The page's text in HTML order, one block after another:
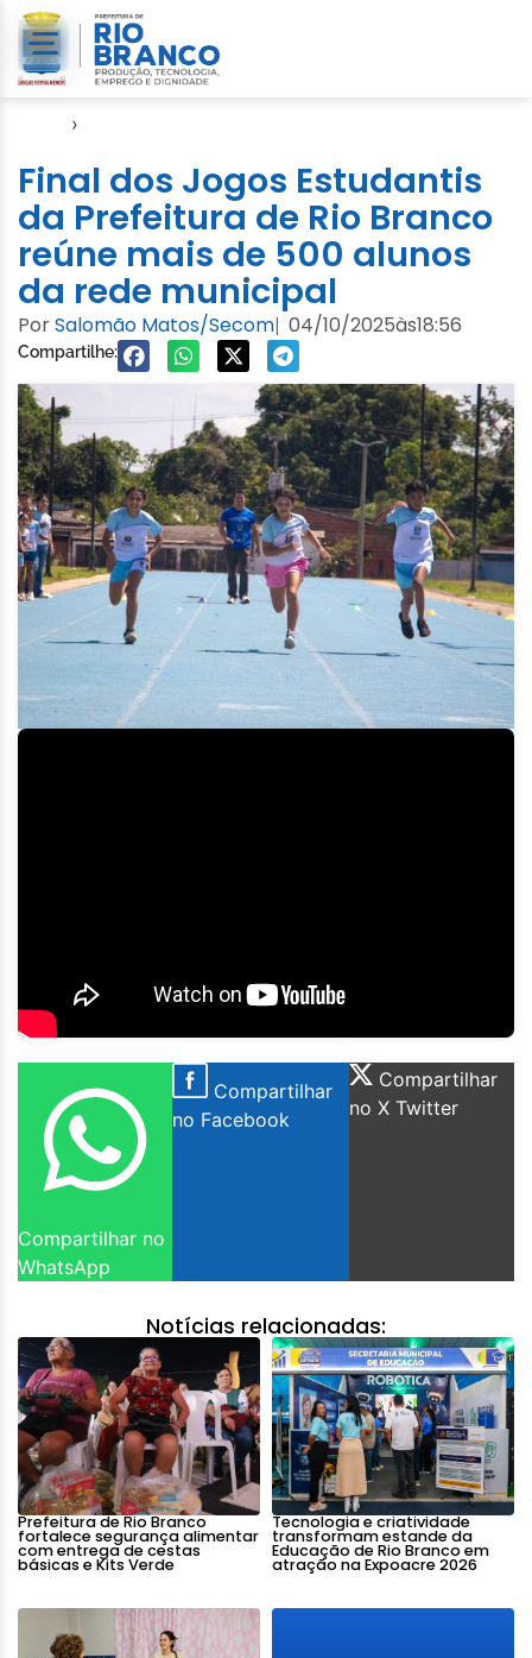
›
Final dos Jogos Estudantis
da Prefeitura de Rio Branco
reúne mais de 500 alunos
da rede municipal
PorSalomão Matos/Secom| 04/10/2025às18:56
Compartilhe:
Compartilhar no
WhatsApp
Compartilhar
no Facebook
Compartilhar
no X Twitter
Notícias relacionadas:
Prefeitura de Rio Branco
fortalece segurança alimentar
com entrega de cestas
básicas e Kits Verde
Tecnologia e criatividade
transformam estande da
Educação de Rio Branco em
atração na Expoacre 2026